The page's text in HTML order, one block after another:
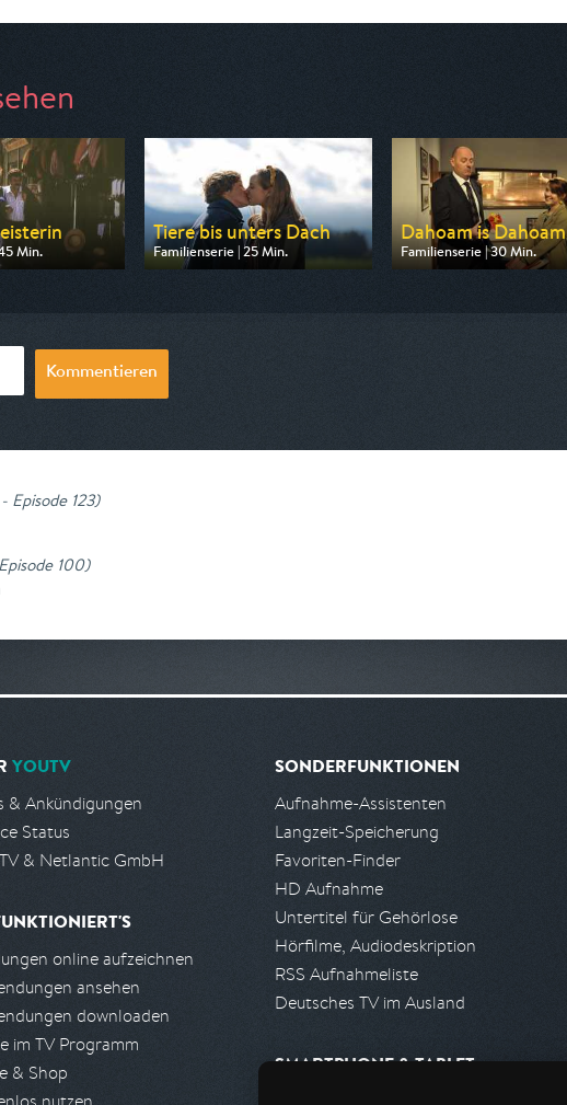
Min.
BR
Tiere bis unters Dach
Familienserie | 25 Min.
Ausgestrahlt von ARD
Dahoam is Dahoam
Familienserie | 30 Min.
Ausgestrahlt von BR
Kommentieren
Episode 123)
100)
YOUTV
& Ankündigungen
Status
& Netlantic GmbH
online aufzeichnen
ansehen
downloaden
im TV Programm
& Shop
SONDERFUNKTIONEN
Aufnahme-Assistenten
Langzeit-Speicherung
Favoriten-Finder
HD Aufnahme
Untertitel für Gehörlose
Hörfilme, Audiodeskription
RSS Aufnahmeliste
Deutsches TV im Ausland
SMARTPHONE & TABLET